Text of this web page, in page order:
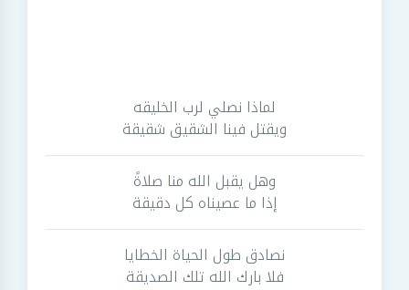
لماذا نصلي لرب الخليقه
ويقتل فينا الشقيق شقيقة
وهل يقبل الله منا صلاةً
إذا ما عصيناه كل دقيقة
نصادق طول الحياة الخطايا
فلا بارك الله تلك الصديقة